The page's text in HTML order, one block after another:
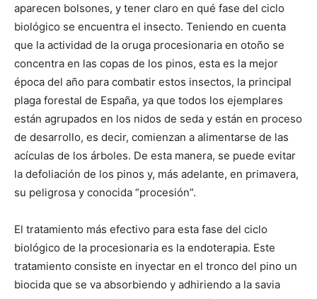
aparecen bolsones, y tener claro en qué fase del ciclo
biológico se encuentra el insecto. Teniendo en cuenta
que la actividad de la oruga procesionaria en otoño se
concentra en las copas de los pinos, esta es la mejor
época del año para combatir estos insectos, la principal
plaga forestal de España, ya que todos los ejemplares
están agrupados en los nidos de seda y están en proceso
de desarrollo, es decir, comienzan a alimentarse de las
acículas de los árboles. De esta manera, se puede evitar
la defoliación de los pinos y, más adelante, en primavera,
su peligrosa y conocida “procesión”.
El tratamiento más efectivo para esta fase del ciclo
biológico de la procesionaria es la endoterapia. Este
tratamiento consiste en inyectar en el tronco del pino un
biocida que se va absorbiendo y adhiriendo a la savia